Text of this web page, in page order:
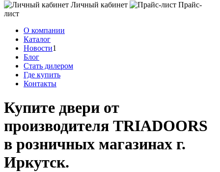
Личный кабинет
Прайс-
лист
О компании
Каталог
Новости1
Блог
Стать дилером
Где купить
Контакты
Купите двери от
производителя TRIADOORS
в розничных магазинах г.
Иркутск.